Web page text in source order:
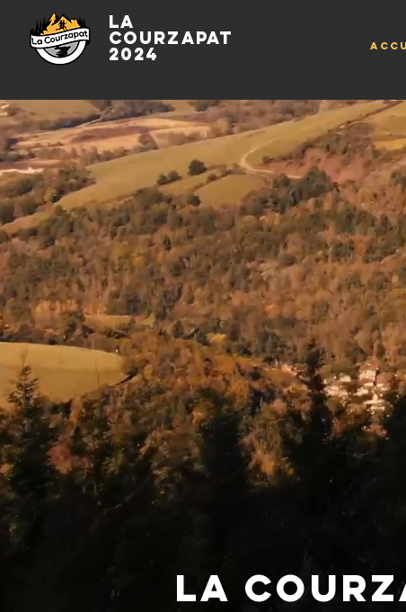
LA
Courzapat
2024
LA